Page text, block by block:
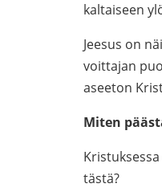
kaltaiseen
Jeesus on
voittajan
aseeton
Miten
tästä?